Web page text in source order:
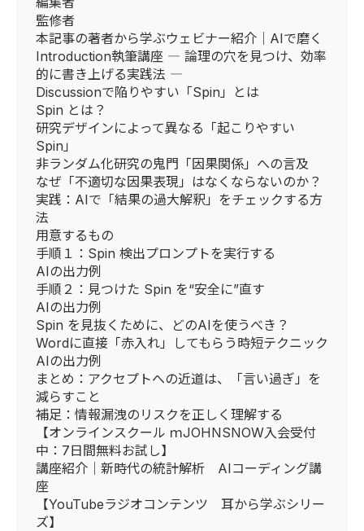
監修者
本記事の著者から学ぶウェビナー紹介｜AIで磨く
Introduction執筆講座 ― 論理の穴を見つけ、効率
的に書き上げる実践法 ―
Discussionで陥りやすい「Spin」とは
Spin とは？
研究デザインによって異なる「起こりやすい
Spin」
非ランダム化研究の鬼門「因果関係」への言及
なぜ「不適切な因果表現」はなくならないのか？
実践：AIで「結果の過大解釈」をチェックする方
法
用意するもの
手順１：Spin 検出プロンプトを実行する
AIの出力例
手順２：見つけた Spin を“安全に”直す
AIの出力例
Spin を見抜くために、どのAIを使うべき？
Wordに直接「赤入れ」してもらう時短テクニック
AIの出力例
まとめ：アクセプトへの近道は、「言い過ぎ」を
減らすこと
補足：情報漏洩のリスクを正しく理解する
【オンラインスクール ｍJOHNSNOW入会受付
中：7日間無料お試し】
講座紹介｜新時代の統計解析 AIコーディング講
座
【YouTubeラジオコンテンツ 耳から学ぶシリー
ズ】